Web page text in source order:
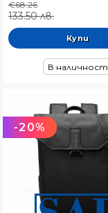
€68.26
133.50 лв.
В наличност
-20%